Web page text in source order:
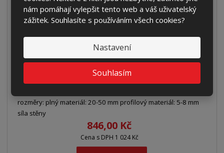
nám pomáhají vylepšit tento web a váš uživatelský
zážitek. Souhlasíte s používáním všech cookies?
Nastavení
Souhlasím
rozměry: plný materiál: 20-50 mm profilový materiál: 5-8 mm
síla stěny
846,00 Kč
Cena s DPH 1 024 Kč